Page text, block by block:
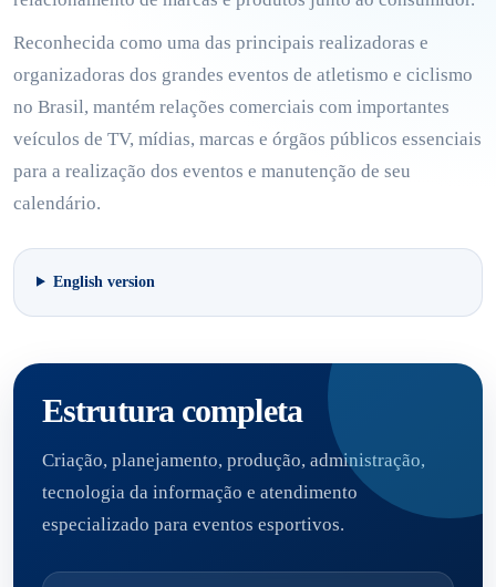
Reconhecida como uma das principais realizadoras e
organizadoras dos grandes eventos de atletismo e ciclismo
no Brasil, mantém relações comerciais com importantes
veículos de TV, mídias, marcas e órgãos públicos essenciais
para a realização dos eventos e manutenção de seu
calendário.
English version
Estrutura completa
Criação, planejamento, produção, administração,
tecnologia da informação e atendimento
especializado para eventos esportivos.